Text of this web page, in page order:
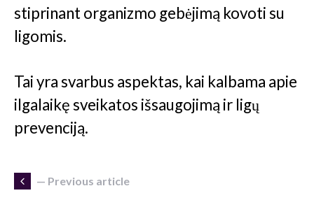
stiprinant organizmo gebėjimą kovoti su
ligomis.
Tai yra svarbus aspektas, kai kalbama apie
ilgalaikę sveikatos išsaugojimą ir ligų
prevenciją.
— Previous article